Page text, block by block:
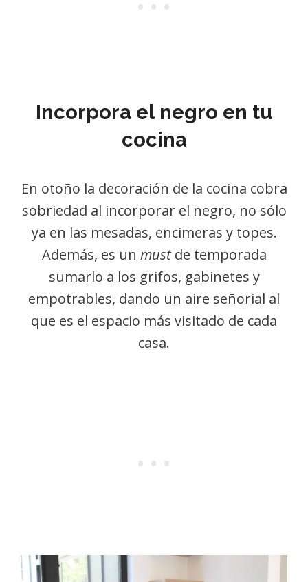
Incorpora el negro en tu
cocina
En otoño la decoración de la cocina cobra
sobriedad al incorporar el negro, no sólo
ya en las mesadas, encimeras y topes.
Además, es un mustde temporada
sumarlo a los grifos, gabinetes y
empotrables, dando un aire señorial al
que es el espacio más visitado de cada
casa.